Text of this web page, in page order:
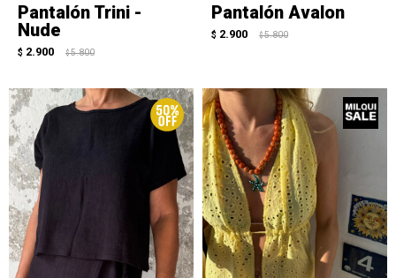
Pantalón Trini -
Nude
$ 2.900 $ 5.800
Pantalón Avalon
$ 2.900 $ 5.800